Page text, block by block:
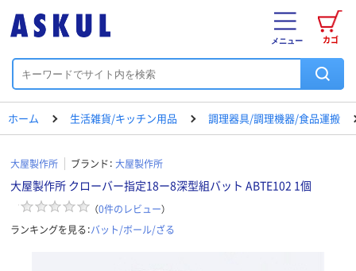
カゴ
メニュー
ホーム 生活雑貨/キッチン用品 調理器具/調理機器/食品運搬
大屋製作所 ブランド： 大屋製作所
大屋製作所 クローバー指定18ー8深型組バット ABTE102 1個
（0件のレビュー）
ランキングを見る：バット/ボール/ざる